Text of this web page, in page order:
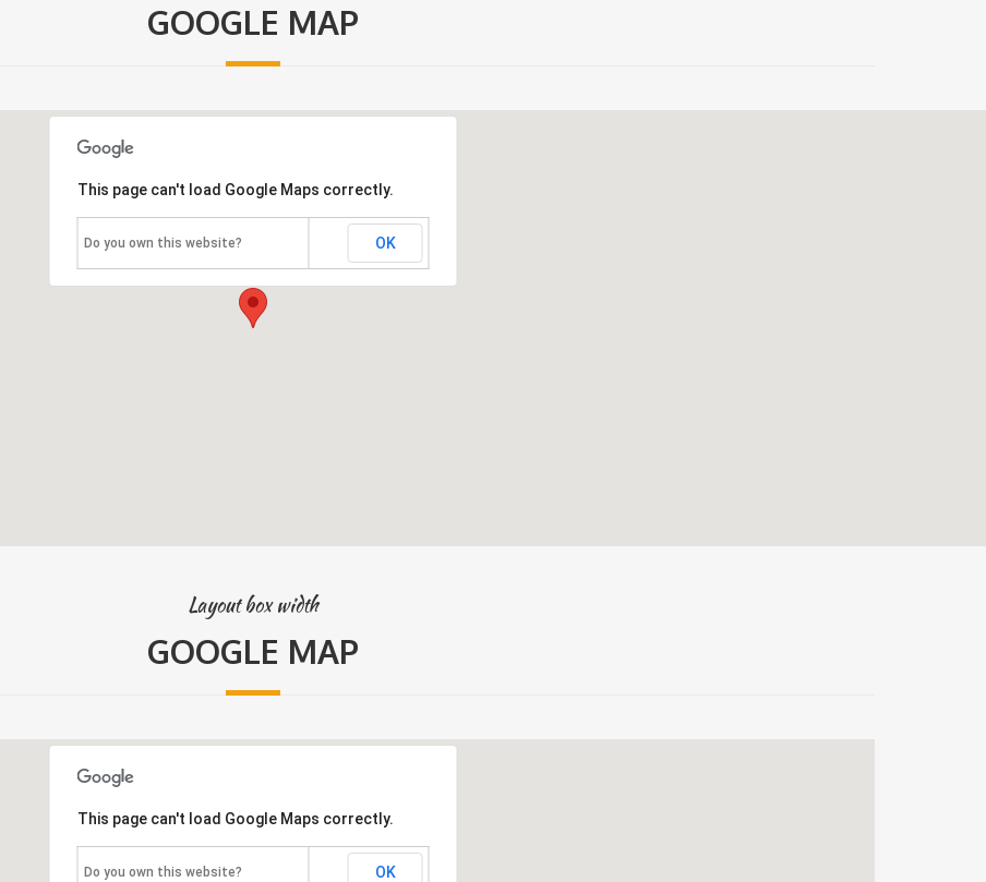
GOOGLE MAP
This page can't load Google Maps correctly.
Do you own this website? OK
Layout box width
GOOGLE MAP
This page can't load Google Maps correctly.
Do you own this website? OK